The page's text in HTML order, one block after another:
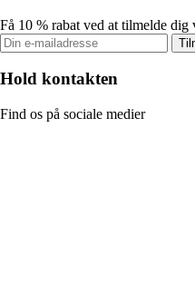
Få 10 % rabat ved at tilmelde dig
Hold kontakten
Find os på sociale medier